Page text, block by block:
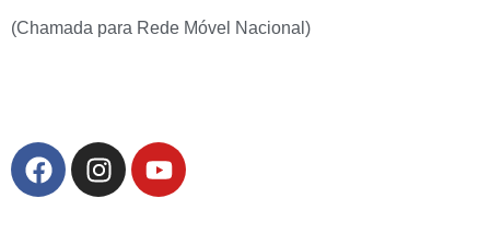
(Chamada para Rede Móvel Nacional)